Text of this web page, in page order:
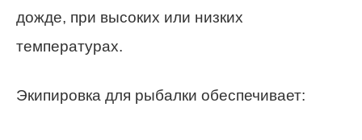
дожде, при высоких или низких
температурах.
Экипировка для рыбалки обеспечивает: